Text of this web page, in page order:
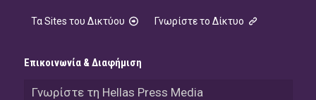
Τα Sites του Δικτύου Γνωρίστε το Δίκτυο
Επικοινωνία & Διαφήμιση
Γνωρίστε τη Hellas Press Media